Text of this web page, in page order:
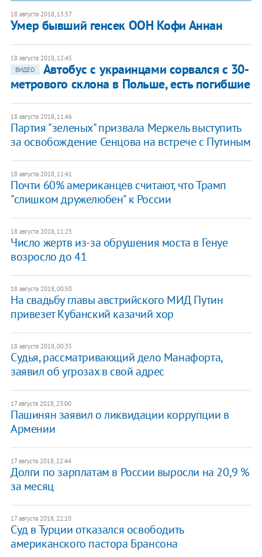
18 августа 2018, 13:57
Умер бывший генсек ООН Кофи Аннан
18 августа 2018, 12:45
ВИДЕО
Автобус с украинцами сорвался с 30-
метрового склона в Польше, есть погибшие
18 августа 2018, 11:46
Партия "зеленых" призвала Меркель выступить
за освобождение Сенцова на встрече с Путиным
18 августа 2018, 11:41
Почти 60% американцев считают, что Трамп
"слишком дружелюбен" к России
18 августа 2018, 11:25
Число жертв из-за обрушения моста в Генуе
возросло до 41
18 августа 2018, 00:50
На свадьбу главы австрийского МИД Путин
привезет Кубанский казачий хор
18 августа 2018, 00:35
Судья, рассматривающий дело Манафорта,
заявил об угрозах в свой адрес
17 августа 2018, 23:00
Пашинян заявил о ликвидации коррупции в
Армении
17 августа 2018, 22:44
Долги по зарплатам в России выросли на 20,9 %
за месяц
17 августа 2018, 22:10
Суд в Турции отказался освободить
американского пастора Брансона